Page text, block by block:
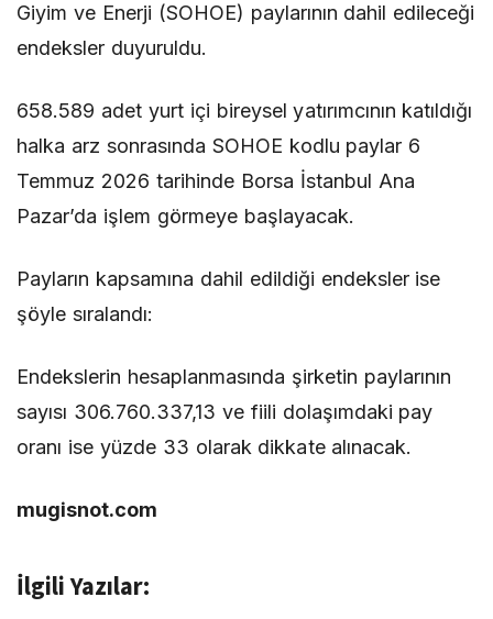
Giyim ve Enerji (SOHOE) paylarının dahil edileceği
endeksler duyuruldu.
658.589 adet yurt içi bireysel yatırımcının katıldığı
halka arz sonrasında SOHOE kodlu paylar 6
Temmuz 2026 tarihinde Borsa İstanbul Ana
Pazar’da işlem görmeye başlayacak.
Payların kapsamına dahil edildiği endeksler ise
şöyle sıralandı:
Endekslerin hesaplanmasında şirketin paylarının
sayısı 306.760.337,13 ve fiili dolaşımdaki pay
oranı ise yüzde 33 olarak dikkate alınacak.
mugisnot.com
İlgili Yazılar: